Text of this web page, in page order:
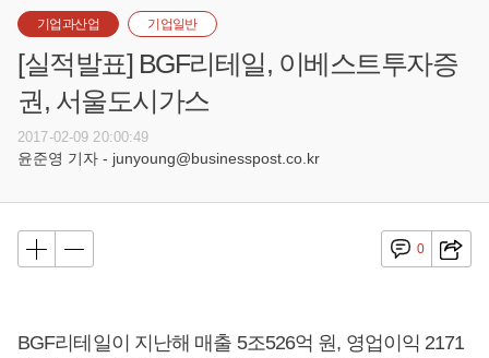
기업과산업 기업일반
[실적발표] BGF리테일, 이베스트투자증
권, 서울도시가스
2017-02-09 20:00:49
윤준영 기자 - junyoung@businesspost.co.kr
0
BGF리테일이 지난해 매출 5조526억 원, 영업이익 2171